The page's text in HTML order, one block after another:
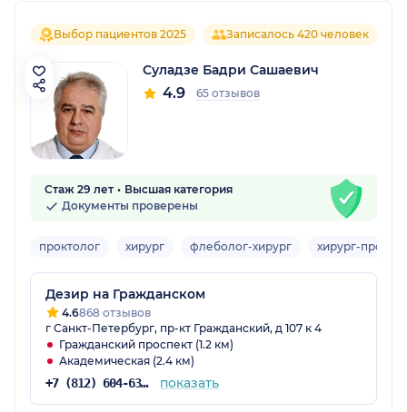
Выбор пациентов 2025 Записалось 420 человек
Суладзе Бадри Сашаевич
4.9 65 отзывов
Стаж 29 лет
Высшая категория
Документы проверены
проктолог хирург флеболог-хирург хирург-
Дезир на Гражданском
4.6868 отзывов
г Санкт-Петербург, пр-кт Гражданский, д 107 к 4
Гражданский проспект (1.2 км)
Академическая (2.4 км)
+7 (812) 604-63-57 показать